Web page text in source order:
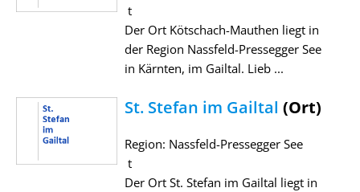
t
Der Ort Kötschach-Mauthen liegt in
der Region Nassfeld-Pressegger See
in Kärnten, im Gailtal. Lieb ...
St. Stefan im Gailtal (Ort)
Region: Nassfeld-Pressegger See
t
Der Ort St. Stefan im Gailtal liegt in